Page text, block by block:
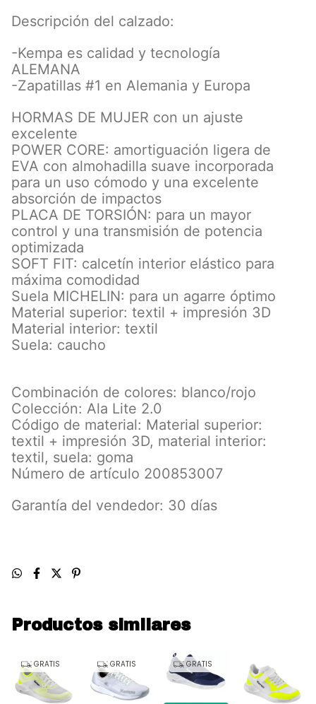
Descripción del calzado:
-Kempa es calidad y tecnología
ALEMANA
-Zapatillas #1 en Alemania y Europa
HORMAS DE MUJER con un ajuste
excelente
POWER CORE: amortiguación ligera de
EVA con almohadilla suave incorporada
para un uso cómodo y una excelente
absorción de impactos
PLACA DE TORSIÓN: para un mayor
control y una transmisión de potencia
optimizada
SOFT FIT: calcetín interior elástico para
máxima comodidad
Suela MICHELIN: para un agarre óptimo
Material superior: textil + impresión 3D
Material interior: textil
Suela: caucho
Combinación de colores: blanco/rojo
Colección: Ala Lite 2.0
Código de material: Material superior:
textil + impresión 3D, material interior:
textil, suela: goma
Número de artículo 200853007
Garantía del vendedor: 30 días
Productos similares
GRATIS GRATIS GRATIS